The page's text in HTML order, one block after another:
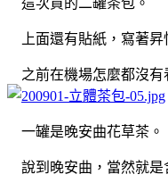
上面還有貼紙，寫著昇
之前在機場怎麼都沒有
一罐是晚安曲花草茶。
說到晚安曲，當然就是